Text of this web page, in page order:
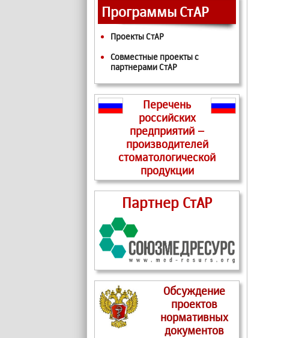
Программы СтАР
Проекты СтАР
Совместные проекты с
партнерами СтАР
Перечень
российских
предприятий –
производителей
стоматологической
продукции
Партнер СтАР
Обсуждение
проектов
нормативных
документов